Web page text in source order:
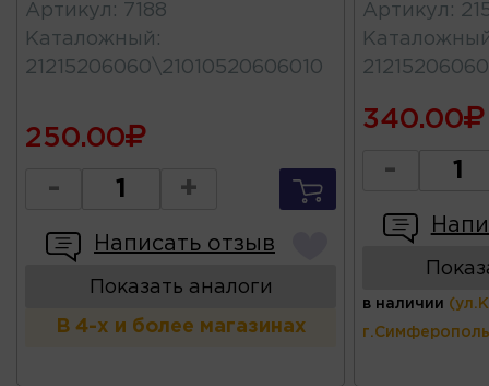
Артикул :
7188
Каталожный :
21215206060\21010520606010
250.00
- +
Написать отзыв
Показать аналоги
В 4-х и более магазинах
Артикул :
340.00
-
в наличии